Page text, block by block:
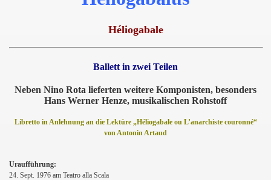
Héliogabale
Ballett in zwei Teilen
Neben Nino Rota lieferten weitere Komponisten, besonders
Hans Werner Henze, musikalischen Rohstoff
Libretto in Anlehnung an die Lektüre „Héliogabale ou L’anarchiste couronné“
von Antonin Artaud
Uraufführung:
24. Sept. 1976 am Teatro alla Scala